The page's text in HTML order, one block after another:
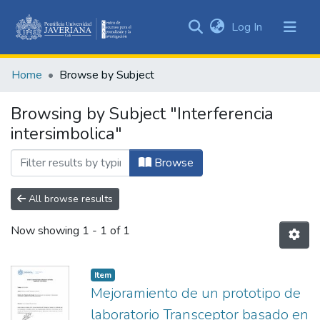
&
All of DSpace
Log In (current)
Home Browse by Subject
Browsing by Subject "Interferencia
intersimbolica"
Browse
All browse results
Now showing 1 - 1 of 1
Item
Mejoramiento de un prototipo de
laboratorio Transceptor basado en